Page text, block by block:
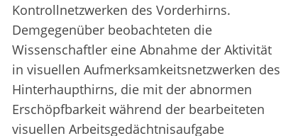
Kontrollnetzwerken des Vorderhirns.
Demgegenüber beobachteten die
Wissenschaftler eine Abnahme der Aktivität
in visuellen Aufmerksamkeitsnetzwerken des
Hinterhaupthirns, die mit der abnormen
Erschöpfbarkeit während der bearbeiteten
visuellen Arbeitsgedächtnisaufgabe